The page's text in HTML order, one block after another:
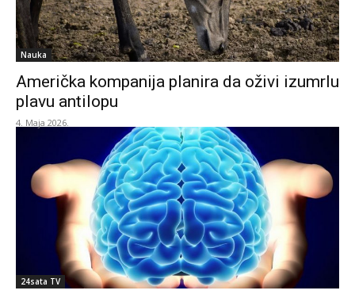
Nauka
Američka kompanija planira da oživi izumrlu
plavu antilopu
4. Maja 2026.
24sata TV